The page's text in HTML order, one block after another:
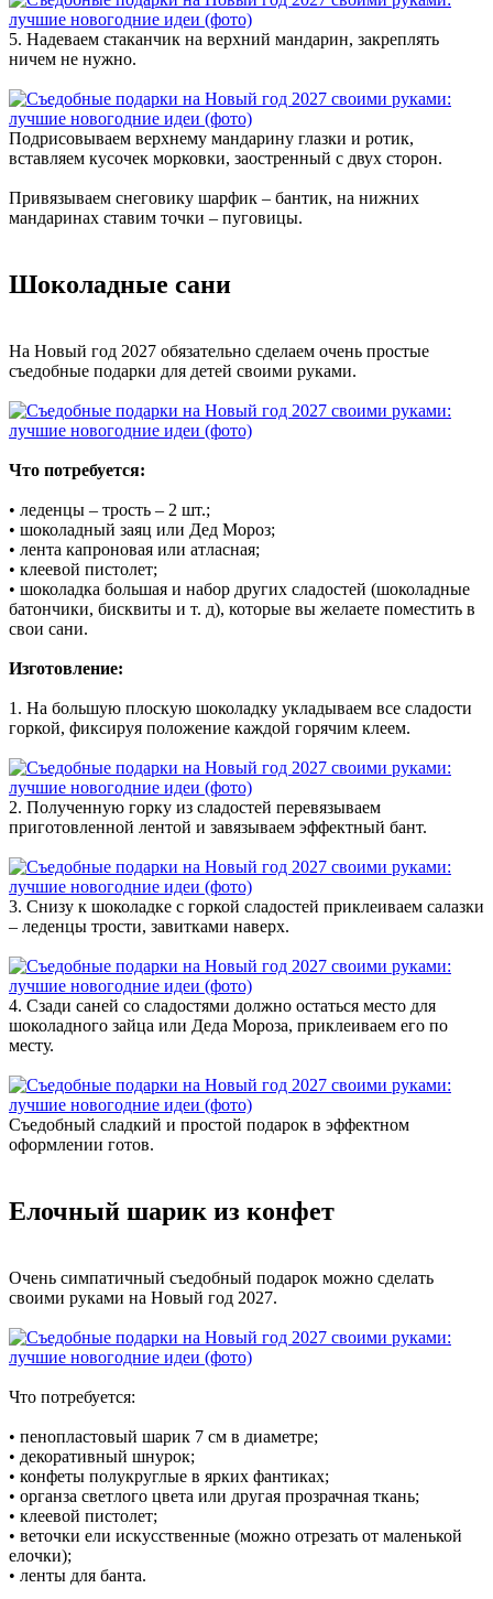
5. Надеваем стаканчик на верхний мандарин, закреплять
ничем не нужно.
Подрисовываем верхнему мандарину глазки и ротик,
вставляем кусочек морковки, заостренный с двух сторон.
Привязываем снеговику шарфик – бантик, на нижних
мандаринах ставим точки – пуговицы.
Шоколадные сани
На Новый год 2027 обязательно сделаем очень простые
съедобные подарки для детей своими руками.
Что потребуется:
• леденцы – трость – 2 шт.;
• шоколадный заяц или Дед Мороз;
• лента капроновая или атласная;
• клеевой пистолет;
• шоколадка большая и набор других сладостей (шоколадные
батончики, бисквиты и т. д), которые вы желаете поместить в
свои сани.
Изготовление:
1. На большую плоскую шоколадку укладываем все сладости
горкой, фиксируя положение каждой горячим клеем.
2. Полученную горку из сладостей перевязываем
приготовленной лентой и завязываем эффектный бант.
3. Снизу к шоколадке с горкой сладостей приклеиваем салазки
– леденцы трости, завитками наверх.
4. Сзади саней со сладостями должно остаться место для
шоколадного зайца или Деда Мороза, приклеиваем его по
месту.
Съедобный сладкий и простой подарок в эффектном
оформлении готов.
Елочный шарик из конфет
Очень симпатичный съедобный подарок можно сделать
своими руками на Новый год 2027.
Что потребуется:
• пенопластовый шарик 7 см в диаметре;
• декоративный шнурок;
• конфеты полукруглые в ярких фантиках;
• органза светлого цвета или другая прозрачная ткань;
• клеевой пистолет;
• веточки ели искусственные (можно отрезать от маленькой
елочки);
• ленты для банта.